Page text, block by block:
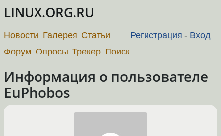
LINUX.ORG.RU
Регистрация - Вход
Новости Галерея Статьи
Форум Опросы Трекер Поиск
Информация о пользователе
EuPhobos